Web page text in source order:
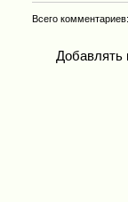
Всего комментариев
Добавлять